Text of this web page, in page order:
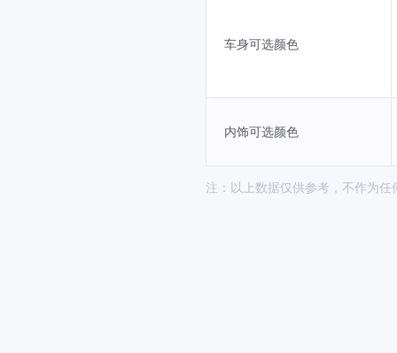
车身可选颜色
内饰可选颜色
注：以上数据仅供参考，不作为